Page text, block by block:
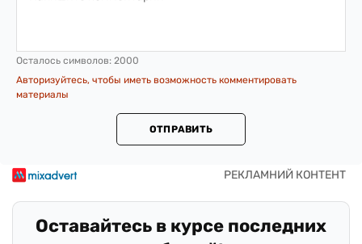
Осталось символов: 2000
Авторизуйтесь, чтобы иметь возможность комментировать
материалы
ОТПРАВИТЬ
Оставайтесь в курсе последних